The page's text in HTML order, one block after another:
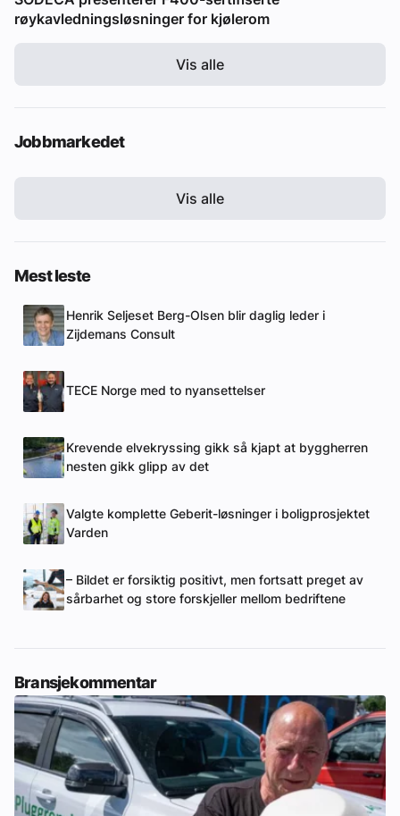
røykavledningsløsninger for kjølerom
Vis alle
Jobbmarkedet
Vis alle
Mest leste
Henrik Seljeset Berg-Olsen blir daglig leder i
Zijdemans Consult
TECE Norge med to nyansettelser
Krevende elvekryssing gikk så kjapt at byggherren
nesten gikk glipp av det
Valgte komplette Geberit-løsninger i boligprosjektet
Varden
– Bildet er forsiktig positivt, men fortsatt preget av
sårbarhet og store forskjeller mellom bedriftene
Bransjekommentar